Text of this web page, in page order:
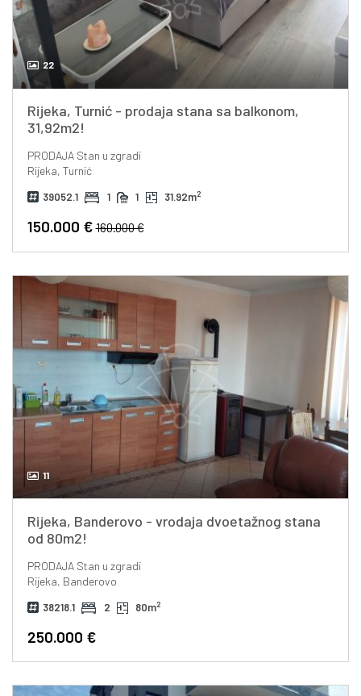
22
Rijeka, Turnić - prodaja stana sa balkonom,
31,92m2!
PRODAJAStan u zgradi
Rijeka, Turnić
39052.1 1 1 31.92m2
150.000 €160.000 €
11
Rijeka, Banderovo - vrodaja dvoetažnog stana
od 80m2!
PRODAJAStan u zgradi
Rijeka, Banderovo
38218.1 2 80m2
250.000 €